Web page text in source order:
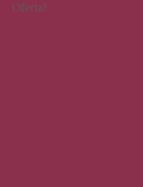
Oferta!